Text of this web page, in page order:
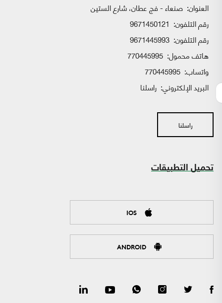
العنوان: صنعاء - فج عطان، شارع الستين
رقم التلفون: 9671450121
رقم التلفون: 9671445993
هاتف محمول: 770445995
واتساب:
البريد الإلكتروني: راسلنا
راسلنا
تحميل التطبيقات
IOS
ANDROID